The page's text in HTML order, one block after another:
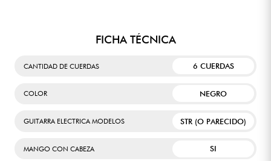
FICHA TÉCNICA
CANTIDAD DE CUERDAS 6 CUERDAS
COLOR NEGRO
GUITARRA ELECTRICA MODELOS STR (O PARECIDO)
MANGO CON CABEZA SI